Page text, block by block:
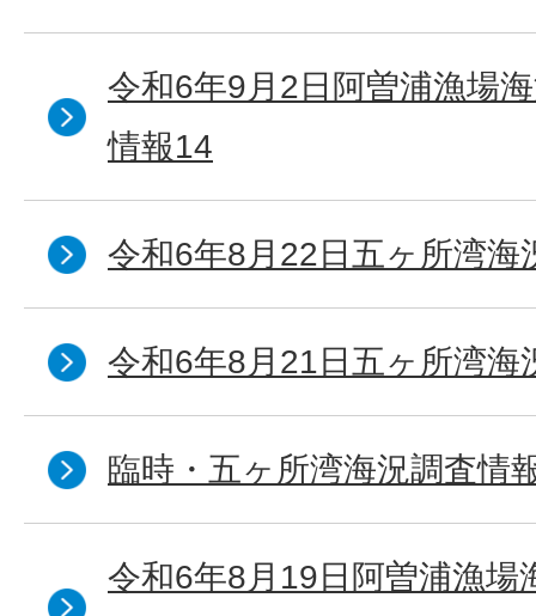
令和6年9月2日阿曽浦漁場
情報14
令和6年8月22日五ヶ所湾海
令和6年8月21日五ヶ所湾海
臨時・五ヶ所湾海況調査情
令和6年8月19日阿曽浦漁場